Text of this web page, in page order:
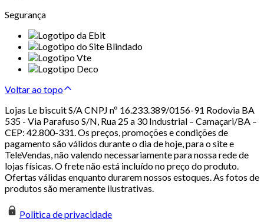
Segurança
Voltar ao topo
Lojas Le biscuit S/A CNPJ nº 16.233.389/0156-91 Rodovia BA
535 - Via Parafuso S/N, Rua 25 a 30 Industrial – Camaçari/BA –
CEP: 42.800-331. Os preços, promoções e condições de
pagamento são válidos durante o dia de hoje, para o site e
TeleVendas, não valendo necessariamente para nossa rede de
lojas físicas. O frete não está incluído no preço do produto.
Ofertas válidas enquanto durarem nossos estoques. As fotos de
produtos são meramente ilustrativas.
Politica de privacidade